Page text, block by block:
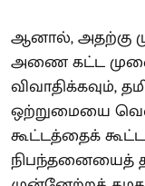
ஆனால், அதற்கு
அணை கட்ட
விவாதிக்கவும்,
ஒற்றுமையை
கூட்டத்தைக்
நிபந்தனையைத்